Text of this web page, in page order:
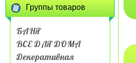
Группы товаров
БАНЯ
ВСЕ ДЛЯ ДОМА
Декоративная